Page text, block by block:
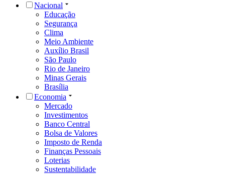
Nacional
Educação
Segurança
Clima
Meio Ambiente
Auxílio Brasil
São Paulo
Rio de Janeiro
Minas Gerais
Brasília
Economia
Mercado
Investimentos
Banco Central
Bolsa de Valores
Imposto de Renda
Finanças Pessoais
Loterias
Sustentabilidade